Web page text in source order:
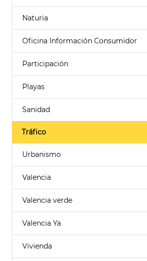
Naturia
Oficina Información Consumidor
Participación
Playas
Sanidad
Tráfico
Urbanismo
Valencia
Valencia verde
Valencia Ya
Vivienda